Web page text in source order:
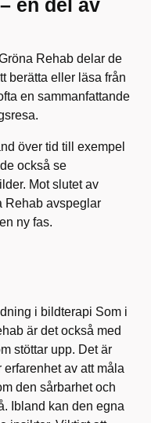
en del av
Rehab delar de
berätta eller läsa från
en sammanfattande
över tid till exempel
också se
Mot slutet av
Rehab avspeglar
ny fas.
i bildterapi Som i
är det också med
stöttar upp. Det är
av att måla
den sårbarhet och
Ibland kan den egna